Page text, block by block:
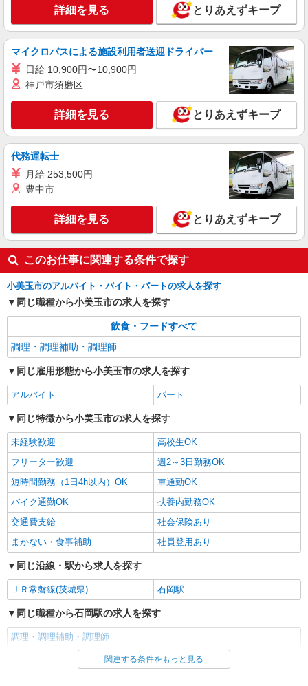
詳細を見る とりあえずキープ
マイクロバスによる施設利用者送迎ドライバー
日給 10,900円〜10,900円
神戸市須磨区
詳細を見る とりあえずキープ
代務運転士
月給 253,500円
豊中市
詳細を見る とりあえずキープ
このお仕事に関連する条件で探す
小美玉市のアルバイト・バイト・パートの求人を探す
同じ職種から小美玉市の求人を探す
飲食・フードすべて
調理・調理補助・調理師
同じ雇用形態から小美玉市の求人を探す
アルバイト パート
同じ特徴から小美玉市の求人を探す
未経験歓迎
高校生OK
フリーター歓迎
週2～3日勤務OK
短時間勤務（1日4h以内）OK
車通勤OK
バイク通勤OK
扶養内勤務OK
交通費支給
社会保険あり
まかない・食事補助
社員登用あり
同じ沿線・駅から求人を探す
ＪＲ常磐線(茨城県) 石岡駅
同じ職種から石岡駅の求人を探す
調理・調理補助・調理師
同じ雇用形態から石岡駅の求人を探す
関連する条件をもっと見る